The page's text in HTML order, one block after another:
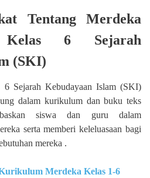
Tentang Merdeka
6 Sejarah
(SKI)
6 Sejarah Kebudayaan Islam (SKI)
dalam kurikulum dan buku teks
siswa dan guru dalam
serta memberi keleluasaan bagi
mereka .
Merdeka Kelas 1-6